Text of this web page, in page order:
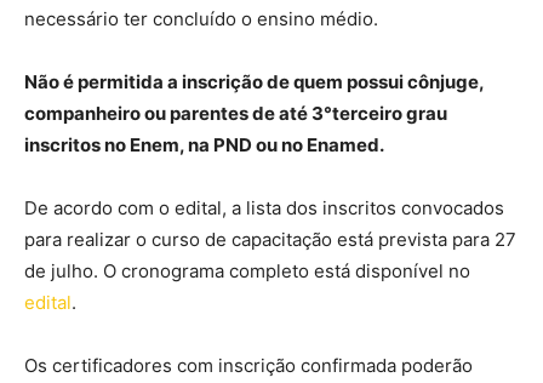
necessário ter concluído o ensino médio.
Não é permitida a inscrição de quem possui cônjuge,
companheiro ou parentes de até 3°terceiro grau
inscritos no Enem, na PND ou no Enamed.
De acordo com o edital, a lista dos inscritos convocados
para realizar o curso de capacitação está prevista para 27
de julho. O cronograma completo está disponível no
edital.
Os certificadores com inscrição confirmada poderão